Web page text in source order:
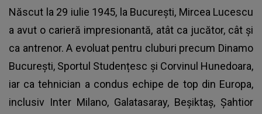
Născut la 29 iulie 1945, la București, Mircea Lucescu
a avut o carieră impresionantă, atât ca jucător, cât și
ca antrenor. A evoluat pentru cluburi precum Dinamo
București, Sportul Studențesc și Corvinul Hunedoara,
iar ca tehnician a condus echipe de top din Europa,
inclusiv Inter Milano, Galatasaray, Beșiktaș, Șahtior